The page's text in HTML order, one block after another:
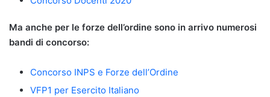
Ma anche per le forze dell’ordine sono in arrivo numerosi
bandi di concorso:
Concorso INPS e Forze dell’Ordine
VFP1 per Esercito Italiano